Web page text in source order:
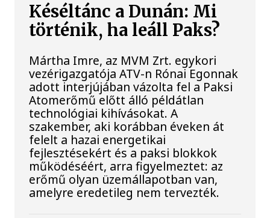
Késéltánc a Dunán: Mi
történik, ha leáll Paks?
Mártha Imre, az MVM Zrt. egykori
vezérigazgatója ATV-n Rónai Egonnak
adott interjújában vázolta fel a Paksi
Atomerőmű előtt álló példátlan
technológiai kihívásokat. A
szakember, aki korábban éveken át
felelt a hazai energetikai
fejlesztésekért és a paksi blokkok
működéséért, arra figyelmeztet: az
erőmű olyan üzemállapotban van,
amelyre eredetileg nem tervezték.